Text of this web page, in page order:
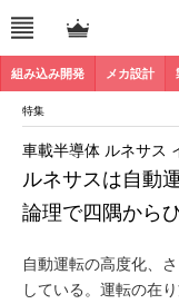
組み込み開発 メカ設計
特集
ルネサスは自動
論理で四隅から
車載半導体 ルネサス
自動運転の高度化、
している。運転の在